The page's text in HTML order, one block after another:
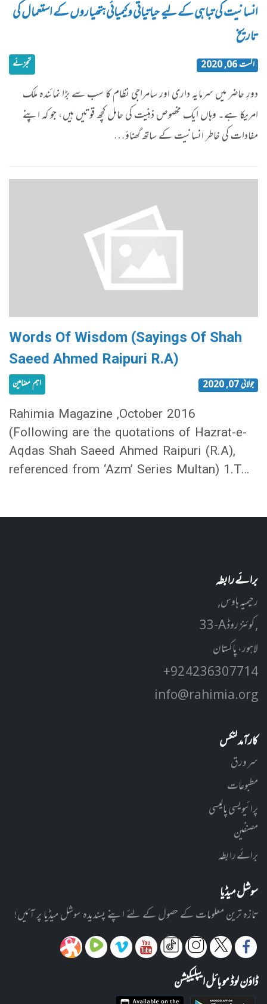
انسانیت کی تباہی کے لیے حیاتیاتی و کیمیائی ہتھیاروں کے استعمال کی
تاریخ
اگست 06, 2020 تجزئے
دورِ حاضر میں سرمایہ داری اور سامراجی نظام کا سب سے بڑا نمائندہ ملک
امریکا ہے۔ وہاں ایک مخصوص ذہنیت کی حامل کچھ قوتیں ہیں، جو کہ اپنے
مفادات کی خاطر انسانیت کے ساتھ گھناؤ…
Words Of Wisdom (Sayings Of Shah
Saeed Ahmed Raipuri R.A)
جولائی 07, 2020 اہم مضامین
Rahimia Magazine ,October 2016
(Following are the quotations of Hazrat-e-
Aqdas Shah Saeed Ahmed Raipuri (R.A),
referenced from ‘Azm’ Series Multan) 1.T…
برائے رابطہ
رحیمیہ ہاوس,
33-A کوئنز روڈ ,
لاہور، پاکستان
+92 42 3630 7714
info@rahimia.org
کارآمد لنکس
سر ورق
مطبوعات
پرائیویسی پالیسی
مصنفین
برائے رابطہ
سوشل میڈیا
تازہ ترین معلومات کے حصول کے لئے اپنے پسندیدہ سوشل میڈیا پر آئیں!
ڈاؤن لوڈ موبائل ایپلیکیشن